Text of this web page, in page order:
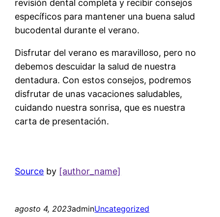
revisión dental completa y recibir consejos
específicos para mantener una buena salud
bucodental durante el verano.
Disfrutar del verano es maravilloso, pero no
debemos descuidar la salud de nuestra
dentadura. Con estos consejos, podremos
disfrutar de unas vacaciones saludables,
cuidando nuestra sonrisa, que es nuestra
carta de presentación.
Source by [author_name]
agosto 4, 2023adminUncategorized